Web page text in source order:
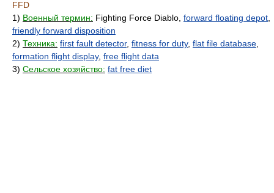
FFD
1) Военный термин: Fighting Force Diablo, forward floating depot
friendly forward disposition
2) Техника: first fault detector, fitness for duty, flat file database
formation flight display, free flight data
3) Сельское хозяйство: fat free diet